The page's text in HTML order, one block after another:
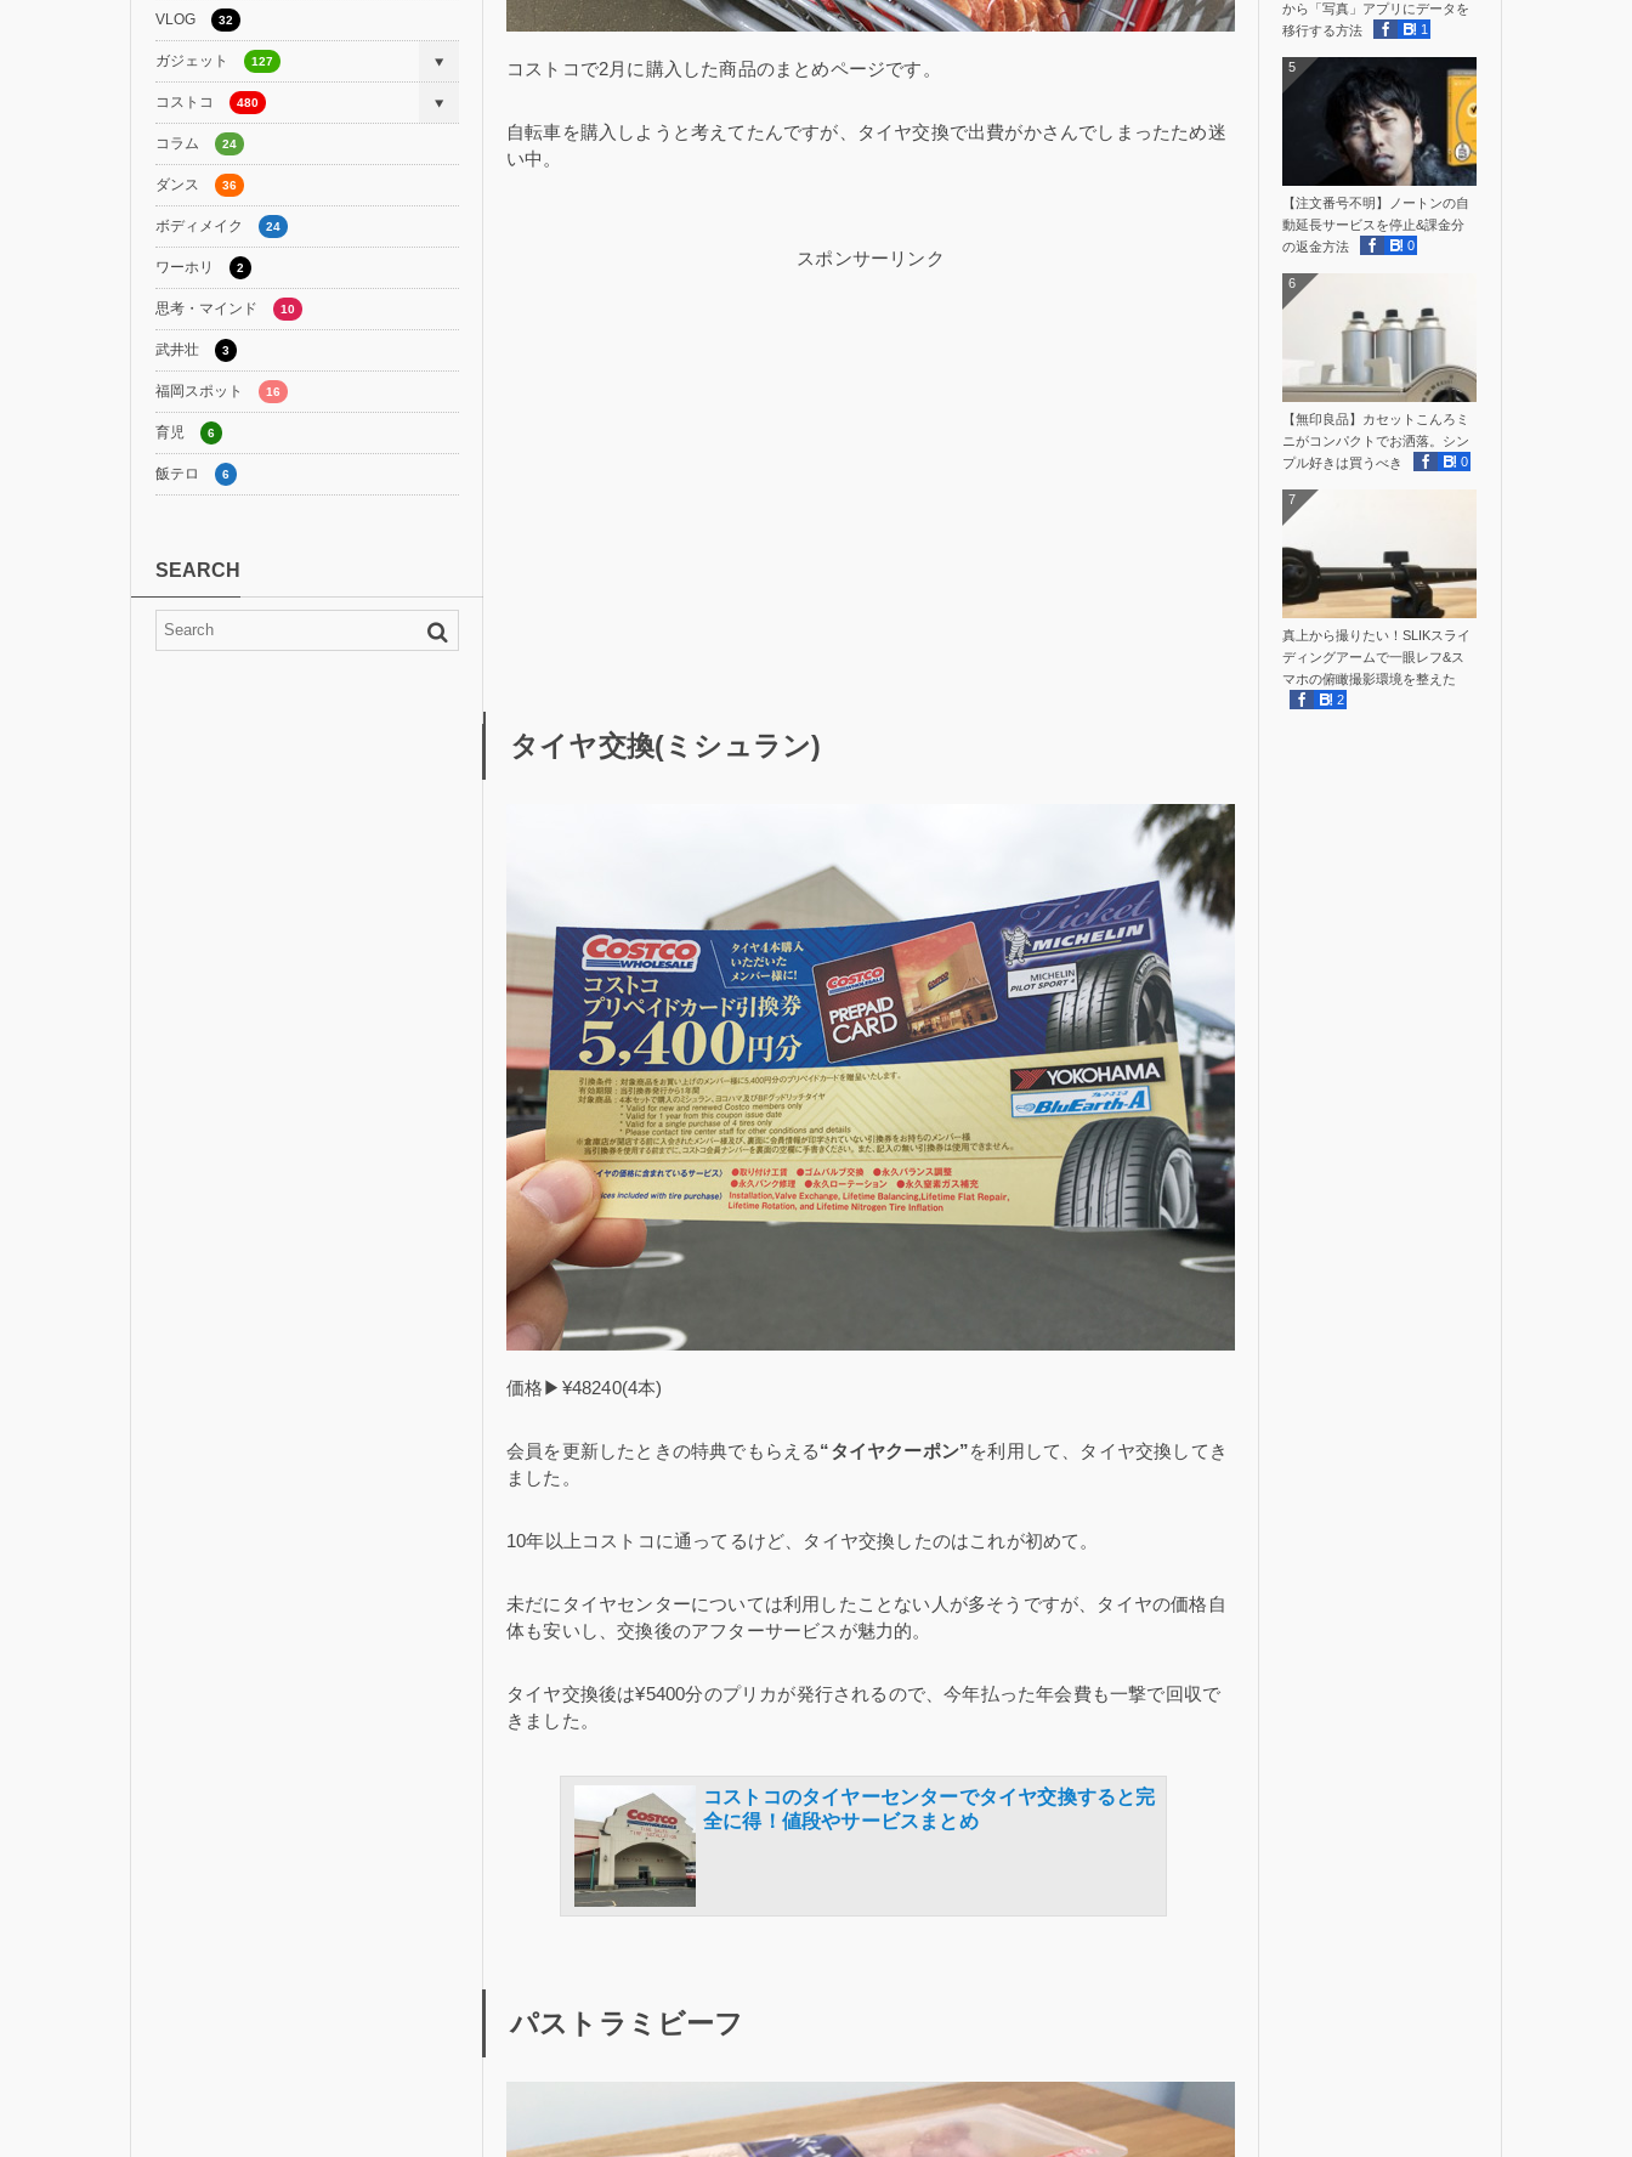
コストコで2月に購入した商品のまとめページです。
自転車を購入しようと考えてたんですが、タイヤ交換で出費がかさんでしまったため迷
い中。
スポンサーリンク
タイヤ交換(ミシュラン)
価格▶¥48240(4本)
会員を更新したときの特典でもらえる“タイヤクーポン”を利用して、タイヤ交換してき
ました。
10年以上コストコに通ってるけど、タイヤ交換したのはこれが初めて。
未だにタイヤセンターについては利用したことない人が多そうですが、タイヤの価格自
体も安いし、交換後のアフターサービスが魅力的。
タイヤ交換後は¥5400分のプリカが発行されるので、今年払った年会費も一撃で回収で
きました。
コストコのタイヤーセンターでタイヤ交換すると完
全に得！値段やサービスまとめ
パストラミビーフ
VLOG 32
ガジェット 127
コストコ 480
コラム 24
ダンス 36
ボディメイク 24
ワーホリ 2
思考・マインド 10
武井壮 3
福岡スポット 16
育児 6
飯テロ 6
SEARCH
から「写真」アプリにデータを
移行する方法
1
5
【注文番号不明】ノートンの自
動延長サービスを停止&課金分
の返金方法
0
6
【無印良品】カセットこんろミ
ニがコンパクトでお洒落。シン
プル好きは買うべき
0
7
真上から撮りたい！SLIKスライ
ディングアームで一眼レフ&ス
マホの俯瞰撮影環境を整えた
2